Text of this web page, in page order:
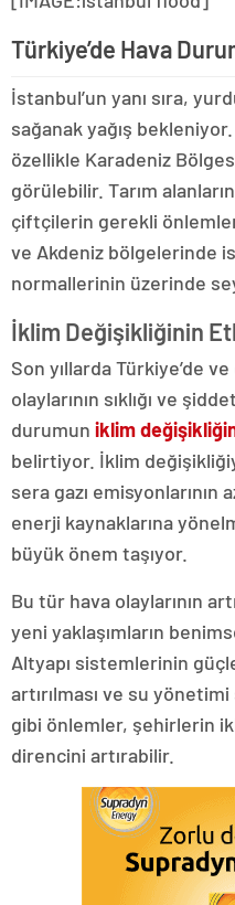
Türkiye’de Hava
İstanbul’un yanı sıra,
sağanak yağış
özellikle Karadeniz
görülebilir. Tarım
çiftçilerin gerekli
ve Akdeniz bölgelerinde
normallerinin üzerinde
İklim Değişikliğinin
Son yıllarda Türkiye’de
olaylarının sıklığı ve
durumun iklim
belirtiyor. İklim
sera gazı emisyonlarının
enerji kaynaklarına
büyük önem taşıyor.
Bu tür hava olaylarının
yeni yaklaşımların
Altyapı sistemlerinin
artırılması ve su
gibi önlemler, şehirlerin
direncini artırabilir.